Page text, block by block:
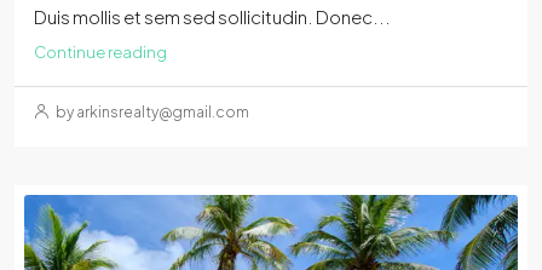
Duis mollis et sem sed sollicitudin. Donec...
Continue reading
by arkinsrealty@gmail.com